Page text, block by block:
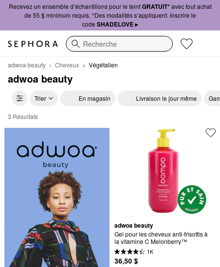
Recevez un ensemble d’échantillons pour le teintGRATUIT*avec tout achat
de 55 $ minimum requis. *Des modalités s’appliquent. Inscrire le
code SHADELOVE ▸
Recherche
adwoa beauty Cheveux Végétalien
adwoa beauty
Trier En magasin Livraison le jour même
adwoa beauty Végétalien
3 Résultats
adwoa beauty
Gel pour les cheveux anti-frisottis à
la vitamine C Melonberry™
1K
36,50 $